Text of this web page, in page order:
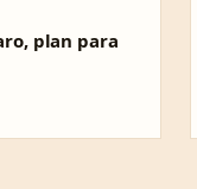
plan para